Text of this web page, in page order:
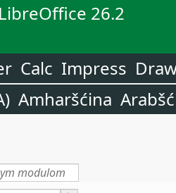
26.2
Calc Impress
Amharšćina